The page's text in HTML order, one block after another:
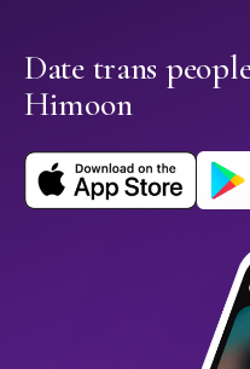
Date trans
Himoon